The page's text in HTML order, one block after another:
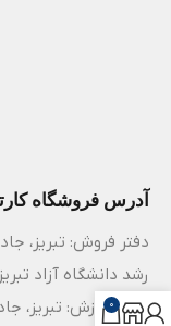
آدرس فروشگاه
دفتر فروش: تبریز،
رشد دانشگاه آزاد
مرکز آموزش: تبریز،
0